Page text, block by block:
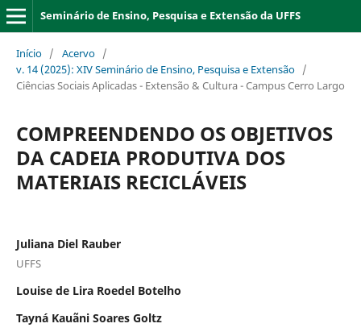
Seminário de Ensino, Pesquisa e Extensão da UFFS
Início / Acervo /
v. 14 (2025): XIV Seminário de Ensino, Pesquisa e Extensão /
Ciências Sociais Aplicadas - Extensão & Cultura - Campus Cerro Largo
COMPREENDENDO OS OBJETIVOS
DA CADEIA PRODUTIVA DOS
MATERIAIS RECICLÁVEIS
Juliana Diel Rauber
UFFS
Louise de Lira Roedel Botelho
Tayná Kauãni Soares Goltz